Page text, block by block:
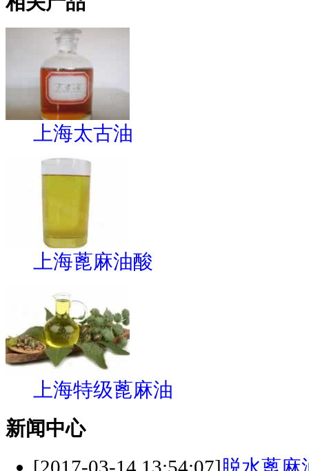
上海太古油
上海蓖麻油酸
上海特级蓖麻油
新闻中心